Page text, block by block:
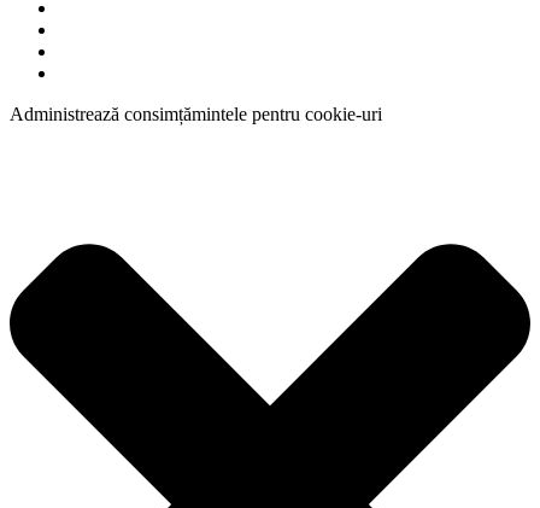
Administrează consimțămintele pentru cookie-uri